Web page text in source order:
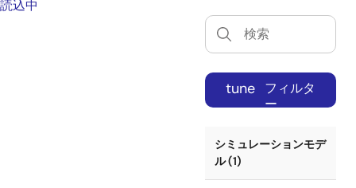
読込中
tune
フィルタ
ー
シミュレーションモデ
ル (1)